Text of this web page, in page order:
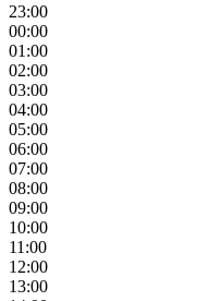
23:00
00:00
01:00
02:00
03:00
04:00
05:00
06:00
07:00
08:00
09:00
10:00
11:00
12:00
13:00